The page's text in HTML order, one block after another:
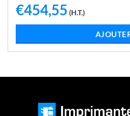
€454,55 (H.T.)
LIRE LA